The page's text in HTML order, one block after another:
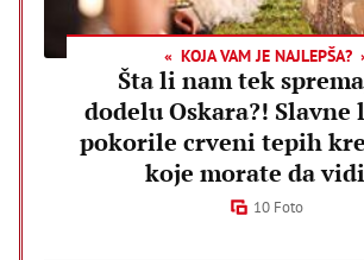
KOJA VAM JE NAJLEPŠA?
Šta li nam tek
dodelu Oskara?! Slavne
pokorile crveni tepih
koje morate da
10 Foto